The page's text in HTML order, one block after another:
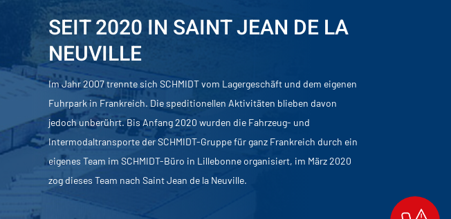
SEIT 2020 IN SAINT JEAN DE LA
NEUVILLE
Im Jahr 2007 trennte sich SCHMIDT vom Lagergeschäft und dem eigenen
Fuhrpark in Frankreich. Die speditionellen Aktivitäten blieben davon
jedoch unberührt. Bis Anfang 2020 wurden die Fahrzeug- und
Intermodaltransporte der SCHMIDT-Gruppe für ganz Frankreich durch ein
eigenes Team im SCHMIDT-Büro in Lillebonne organisiert, im März 2020
zog dieses Team nach Saint Jean de la Neuville.